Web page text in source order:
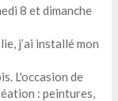
8 et dimanche
j’ai installé mon
L'occasion de
: peintures,